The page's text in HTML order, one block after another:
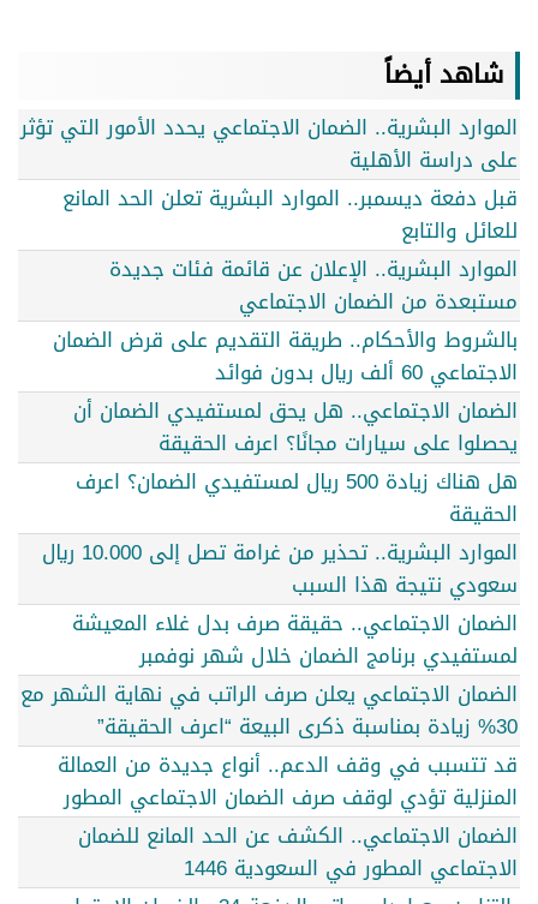
شاهد أيضاً
الموارد البشرية.. الضمان الاجتماعي يحدد الأمور التي تؤثر
على دراسة الأهلية
قبل دفعة ديسمبر.. الموارد البشرية تعلن الحد المانع
للعائل والتابع
الموارد البشرية.. الإعلان عن قائمة فئات جديدة
مستبعدة من الضمان الاجتماعي
بالشروط والأحكام.. طريقة التقديم على قرض الضمان
الاجتماعي 60 ألف ريال بدون فوائد
الضمان الاجتماعي.. هل يحق لمستفيدي الضمان أن
يحصلوا على سيارات مجانًا؟ اعرف الحقيقة
هل هناك زيادة 500 ريال لمستفيدي الضمان؟ اعرف
الحقيقة
الموارد البشرية.. تحذير من غرامة تصل إلى 10.000 ريال
سعودي نتيجة هذا السبب
الضمان الاجتماعي.. حقيقة صرف بدل غلاء المعيشة
لمستفيدي برنامج الضمان خلال شهر نوفمبر
الضمان الاجتماعي يعلن صرف الراتب في نهاية الشهر مع
30% زيادة بمناسبة ذكرى البيعة “اعرف الحقيقة”
قد تتسبب في وقف الدعم.. أنواع جديدة من العمالة
المنزلية تؤدي لوقف صرف الضمان الاجتماعي المطور
الضمان الاجتماعي.. الكشف عن الحد المانع للضمان
الاجتماعي المطور في السعودية 1446